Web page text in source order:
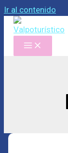
Ir al contenido